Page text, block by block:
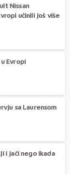
Nissan
učinili još više
Evropi
sa Laurensom
i jači nego ikada